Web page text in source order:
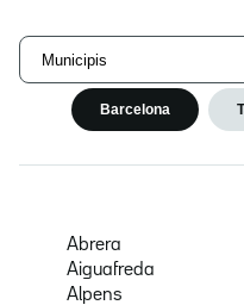
Municipis
Barcelona
Abrera
Aiguafreda
Alpens